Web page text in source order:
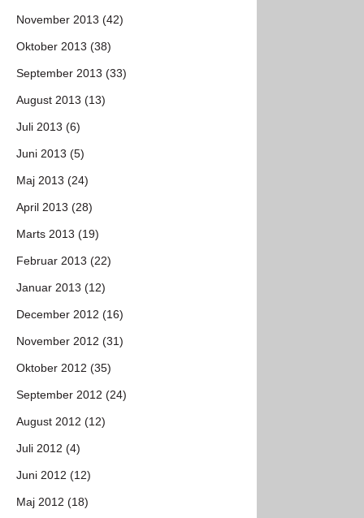
November 2013 (42)
Oktober 2013 (38)
September 2013 (33)
August 2013 (13)
Juli 2013 (6)
Juni 2013 (5)
Maj 2013 (24)
April 2013 (28)
Marts 2013 (19)
Februar 2013 (22)
Januar 2013 (12)
December 2012 (16)
November 2012 (31)
Oktober 2012 (35)
September 2012 (24)
August 2012 (12)
Juli 2012 (4)
Juni 2012 (12)
Maj 2012 (18)